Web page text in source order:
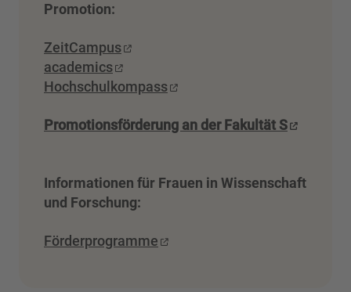
Promotion:
ZeitCampus
academics
Hochschulkompass
Promotionsförderung an der Fakultät S
Informationen für Frauen in Wissenschaft
und Forschung:
Förderprogramme